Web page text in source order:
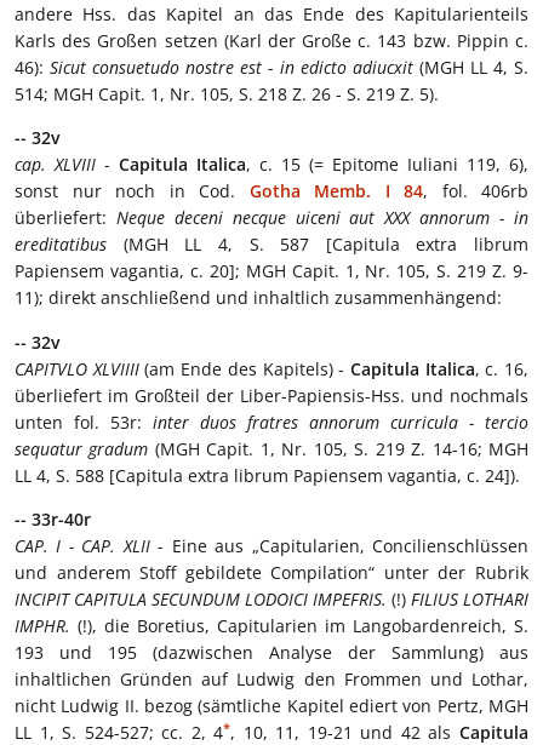
andere Hss. das Kapitel an das Ende des Kapitularienteils
Karls des Großen setzen (Karl der Große c. 143 bzw. Pippin c.
46):Sicut consuetudo nostre est - in edicto adiucxit(MGH LL 4, S.
514; MGH Capit. 1, Nr. 105, S. 218 Z. 26 - S. 219 Z. 5).
-- 32v
cap. XLVIII - Capitula Italica, c. 15 (= Epitome Iuliani 119, 6),
sonst nur noch in Cod. Gotha Memb. I 84, fol. 406rb
überliefert: Neque deceni necque uiceni aut XXX annorum - in
ereditatibus (MGH LL 4, S. 587 [Capitula extra librum
Papiensem vagantia, c. 20]; MGH Capit. 1, Nr. 105, S. 219 Z. 9-
11); direkt anschließend und inhaltlich zusammenhängend:
-- 32v
CAPITVLO XLVIIII(am Ende des Kapitels) - Capitula Italica, c. 16,
überliefert im Großteil der Liber-Papiensis-Hss. und nochmals
unten fol. 53r: inter duos fratres annorum curricula - tercio
sequatur gradum (MGH Capit. 1, Nr. 105, S. 219 Z. 14-16; MGH
LL 4, S. 588 [Capitula extra librum Papiensem vagantia, c. 24]).
-- 33r-40r
CAP. I - CAP. XLII- Eine aus „Capitularien, Concilienschlüssen
und anderem Stoff gebildete Compilation“ unter der Rubrik
INCIPIT CAPITULA SECUNDUM LODOICI IMPEFRIS. (!) FILIUS LOTHARI
IMPHR. (!), die Boretius, Capitularien im Langobardenreich, S.
193 und 195 (dazwischen Analyse der Sammlung) aus
inhaltlichen Gründen auf Ludwig den Frommen und Lothar,
nicht Ludwig II. bezog (sämtliche Kapitel ediert von Pertz, MGH
LL 1, S. 524-527; cc. 2, 4*, 10, 11, 19-21 und 42 alsCapitula